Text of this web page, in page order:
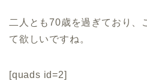
二人とも70歳を過ぎており、
て欲しいですね。
[quads id=2]